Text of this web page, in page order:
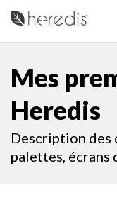
Mes
Heredis
Description des
palettes, écrans